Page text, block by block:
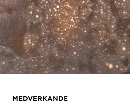
MEDVERKANDE